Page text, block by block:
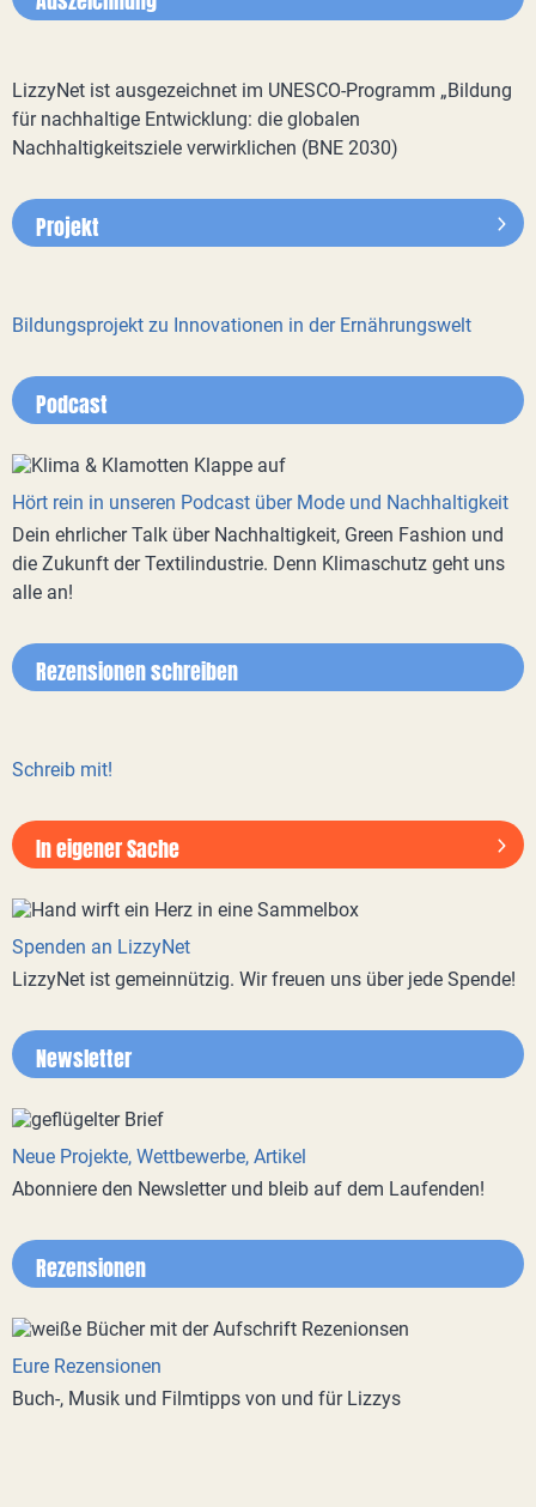
LizzyNet ist ausgezeichnet im UNESCO-Programm „Bildung
für nachhaltige Entwicklung: die globalen
Nachhaltigkeitsziele verwirklichen (BNE 2030)
Projekt
Bildungsprojekt zu Innovationen in der Ernährungswelt
Podcast
Hört rein in unseren Podcast über Mode und Nachhaltigkeit
Dein ehrlicher Talk über Nachhaltigkeit, Green Fashion und
die Zukunft der Textilindustrie. Denn Klimaschutz geht uns
alle an!
Rezensionen schreiben
Schreib mit!
In eigener Sache
Spenden an LizzyNet
LizzyNet ist gemeinnützig. Wir freuen uns über jede Spende!
Newsletter
Neue Projekte, Wettbewerbe, Artikel
Abonniere den Newsletter und bleib auf dem Laufenden!
Rezensionen
Eure Rezensionen
Buch-, Musik und Filmtipps von und für Lizzys